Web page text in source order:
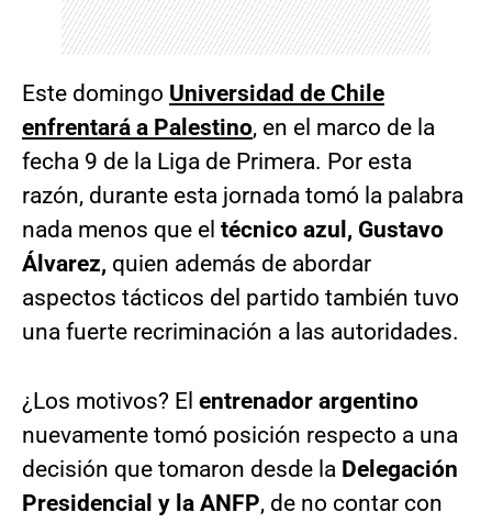
Este domingo Universidad de Chile
enfrentará a Palestino, en el marco de la
fecha 9 de la Liga de Primera. Por esta
razón, durante esta jornada tomó la palabra
nada menos que el técnico azul, Gustavo
Álvarez, quien además de abordar
aspectos tácticos del partido también tuvo
una fuerte recriminación a las autoridades.
¿Los motivos? El entrenador argentino
nuevamente tomó posición respecto a una
decisión que tomaron desde la Delegación
Presidencial y la ANFP, de no contar con